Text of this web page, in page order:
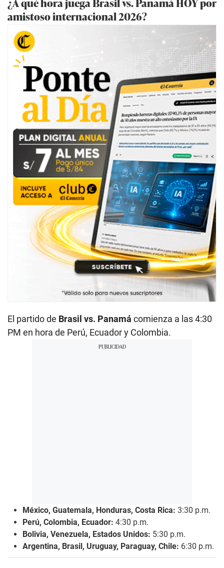
amistoso internacional 2026?
El partido de Brasil vs. Panamá comienza a las 4:30
PM en hora de Perú, Ecuador y Colombia.
México, Guatemala, Honduras, Costa Rica: 3:30 p.m.
Perú, Colombia, Ecuador: 4:30 p.m.
Bolivia, Venezuela, Estados Unidos: 5:30 p.m.
Argentina, Brasil, Uruguay, Paraguay, Chile: 6:30 p.m.